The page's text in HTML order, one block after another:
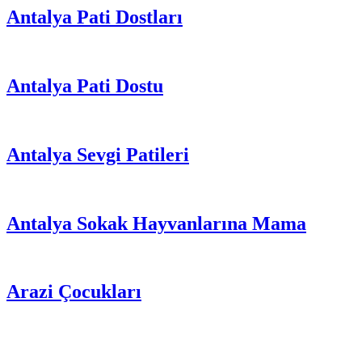
Antalya Pati Dostları
Antalya Pati Dostu
Antalya Sevgi Patileri
Antalya Sokak Hayvanlarına Mama
Arazi Çocukları